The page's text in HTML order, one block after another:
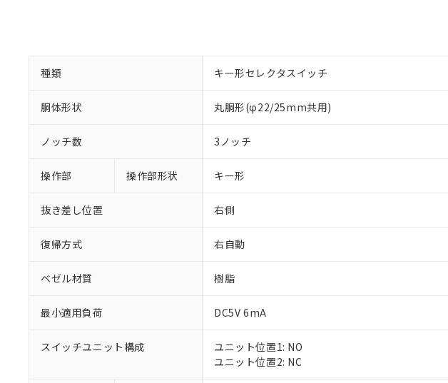
種類 キー形セレクタスイッチ
胴体形状 丸胴形(φ22/25mm共用)
ノッチ数 3ノッチ
操作部 操作部形状 キー形
抜き差し位置 右側
復帰方式 右自動
ベゼル材質 樹脂
最小適用負荷 DC5V 6mA
スイッチユニット構成
ユニット位置1: NO
ユニット位置2: NC